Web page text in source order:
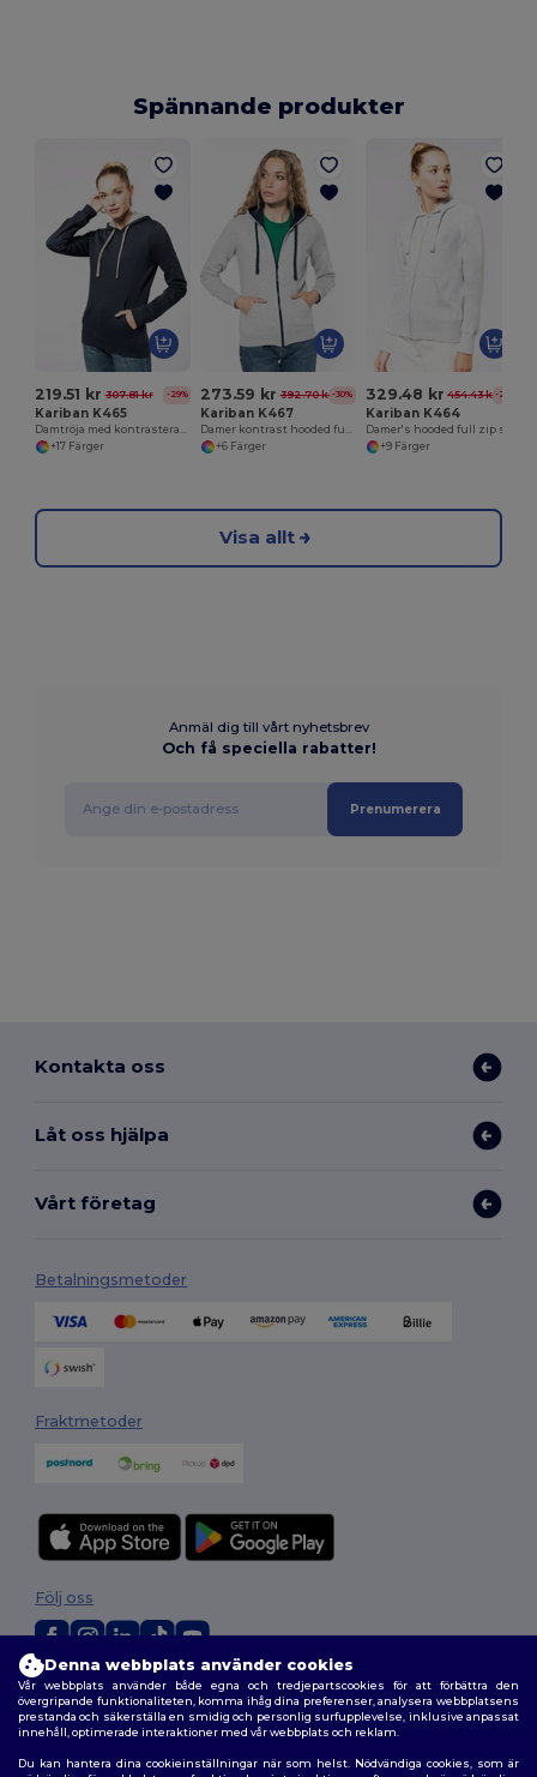
Spännande produkter
219.51 kr 307.81 kr -29%
Kariban K465
+17 Färger
273.59 kr 392.70 kr-30%
Kariban K467
+6 Färger
329.48 kr 454.43 kr-27%
Kariban K464
+9 Färger
Visa allt
Anmäl dig till vårt nyhetsbrev
Och få speciella rabatter!
Prenumerera
Kontakta oss
Låt oss hjälpa
Vårt företag
Betalningsmetoder
Fraktmetoder
2026. Alla rättigheter förbehållna
Allmänna Villkor|Anpassad policy |Integritetspolicy|Policy för cookies
|Karta över webbplatsen
Följ oss
Denna webbplats använder cookies
Vår webbplats använder både egna och tredjepartscookies för att förbättra den
övergripande funktionaliteten, komma ihåg dina preferenser, analysera webbplatsens
prestanda och säkerställa en smidig och personlig surfupplevelse, inklusive anpassat
innehåll, optimerade interaktioner med vår webbplats och reklam.
Du kan hantera dina cookieinställningar när som helst. Nödvändiga cookies, som är